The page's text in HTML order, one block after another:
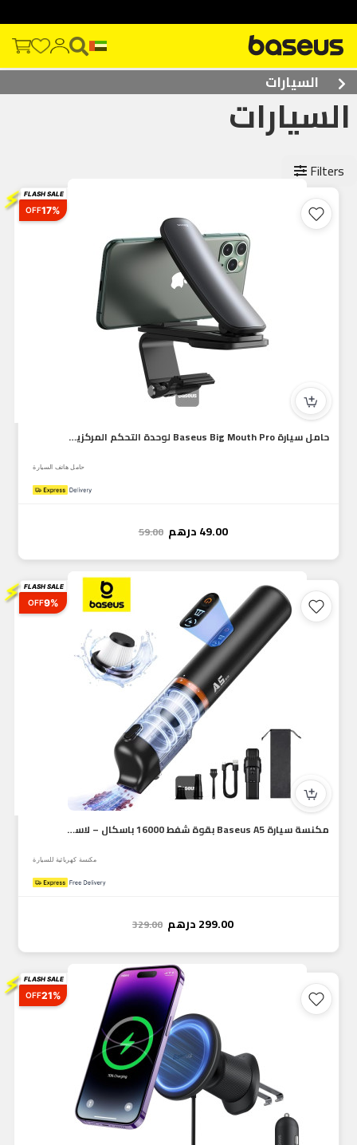
السيارات
السيارات
Filters
⚡ FLASH SALE
17%
OFF
حامل سيارة Baseus Big Mouth Pro لوحدة التحكم المركزية وحامل...
حامل هاتف السيارة
49.00درهم 59.00
⚡ FLASH SALE
9%
OFF
مكنسة سيارة Baseus A5 بقوة شفط 16000 باسكال – لاسلكية محمولة...
مكنسة كهربائية للسيارة
299.00درهم 329.00
⚡ FLASH SALE
21%
OFF